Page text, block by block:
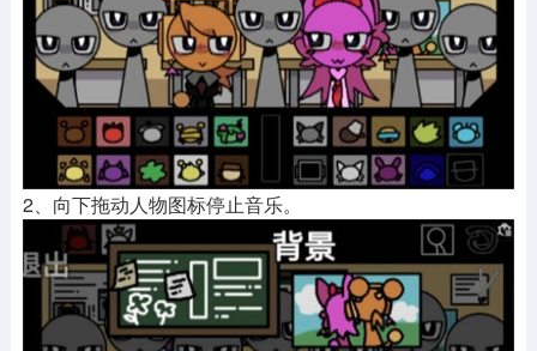
2、向下拖动人物图标停止音乐。